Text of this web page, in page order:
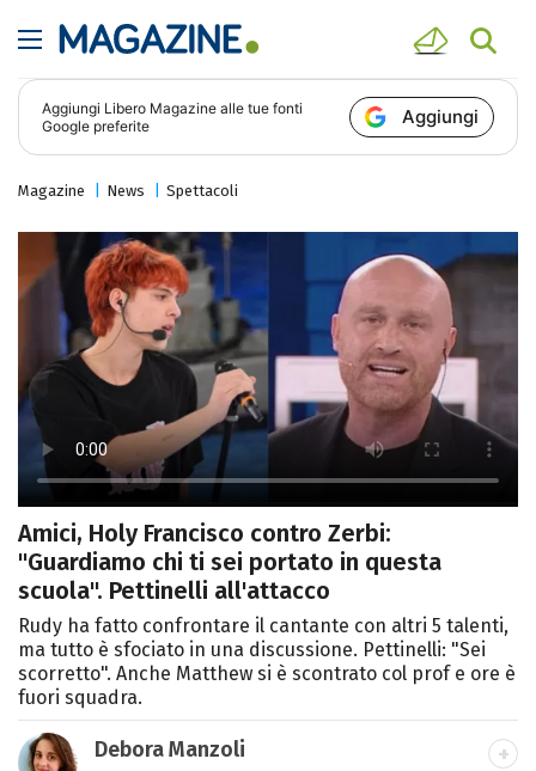
Aggiungi Libero Magazine alle tue fonti
Google preferite
Aggiungi
Magazine News Spettacoli
Amici, Holy Francisco contro Zerbi:
"Guardiamo chi ti sei portato in questa
scuola". Pettinelli all'attacco
Rudy ha fatto confrontare il cantante con altri 5 talenti,
ma tutto è sfociato in una discussione. Pettinelli: "Sei
scorretto". Anche Matthew si è scontrato col prof e ore è
fuori squadra.
Debora Manzoli